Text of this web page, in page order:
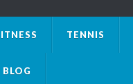
TENNIS
BLOG